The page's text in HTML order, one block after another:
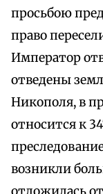
просьбою
право
Император
отведены
Никополя, в
относится к
возникли